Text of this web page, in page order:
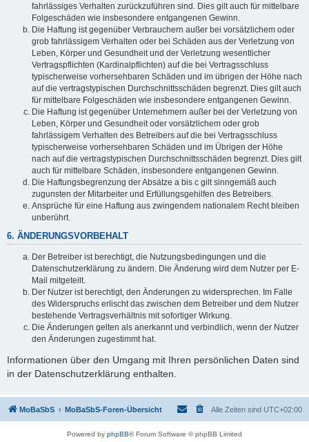
fahrlässiges Verhalten zurückzuführen sind. Dies gilt auch für mittelbare
Folgeschäden wie insbesondere entgangenen Gewinn.
Die Haftung ist gegenüber Verbrauchern außer bei vorsätzlichem oder
grob fahrlässigem Verhalten oder bei Schäden aus der Verletzung von
Leben, Körper und Gesundheit und der Verletzung wesentlicher
Vertragspflichten (Kardinalpflichten) auf die bei Vertragsschluss
typischerweise vorhersehbaren Schäden und im übrigen der Höhe nach
auf die vertragstypischen Durchschnittsschäden begrenzt. Dies gilt auch
für mittelbare Folgeschäden wie insbesondere entgangenen Gewinn.
Die Haftung ist gegenüber Unternehmern außer bei der Verletzung von
Leben, Körper und Gesundheit oder vorsätzlichem oder grob
fahrlässigem Verhalten des Betreibers auf die bei Vertragsschluss
typischerweise vorhersehbaren Schäden und im Übrigen der Höhe
nach auf die vertragstypischen Durchschnittsschäden begrenzt. Dies gilt
auch für mittelbare Schäden, insbesondere entgangenen Gewinn.
Die Haftungsbegrenzung der Absätze a bis c gilt sinngemäß auch
zugunsten der Mitarbeiter und Erfüllungsgehilfen des Betreibers.
Ansprüche für eine Haftung aus zwingendem nationalem Recht bleiben
unberührt.
6. ÄNDERUNGSVORBEHALT
Der Betreiber ist berechtigt, die Nutzungsbedingungen und die
Datenschutzerklärung zu ändern. Die Änderung wird dem Nutzer per E-
Mail mitgeteilt.
Der Nutzer ist berechtigt, den Änderungen zu widersprechen. Im Falle
des Widerspruchs erlischt das zwischen dem Betreiber und dem Nutzer
bestehende Vertragsverhältnis mit sofortiger Wirkung.
Die Änderungen gelten als anerkannt und verbindlich, wenn der Nutzer
den Änderungen zugestimmt hat.
Informationen über den Umgang mit Ihren persönlichen Daten sind
in der Datenschutzerklärung enthalten.
MoBaSbS MoBaSbS-Foren-Übersicht Alle Zeiten sind UTC+02:00
Powered by phpBB® Forum Software © phpBB Limited